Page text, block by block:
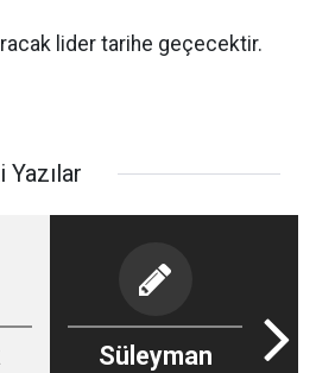
lider tarihe geçecektir.
Süleyman